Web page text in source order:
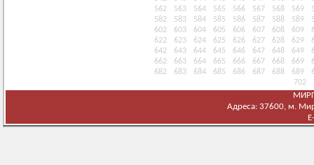
562
563 564 565 566 567 568 569
582
583 584 585 586 587 588 589
602
603 604 605 606 607 608 609
622
623 624 625 626 627 628 629
642
643 644 645 646 647 648 649
662
663 664 665 666 667 668 669
682
683 684 685 686 687 688 689
702
Адреса: 37600, м.